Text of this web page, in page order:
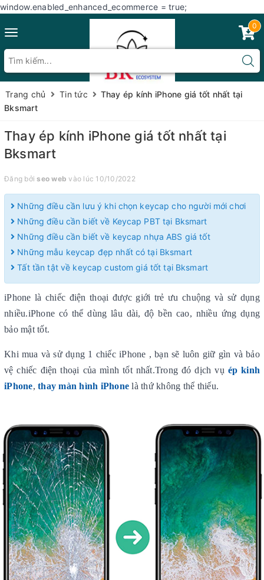
window.enabled_enhanced_ecommerce = true;
Toggle
0
Trang chủ Tin tức
Thay ép kính iPhone giá tốt nhất tại
Bksmart
Thay ép kính iPhone giá tốt nhất tại
Bksmart
Đăng bởiseo web vào lúc 10/10/2022
Những điều cần lưu ý khi chọn keycap cho người mới chơi
Những điều cần biết về Keycap PBT tại Bksmart
Những điều cần biết về keycap nhựa ABS giá tốt
Những mẫu keycap đẹp nhất có tại Bksmart
Tất tần tật về keycap custom giá tốt tại Bksmart
iPhone là chiếc điện thoại được giới trẻ ưu chuộng và sử dụng
nhiều.iPhone có thể dùng lâu dài, độ bền cao, nhiều ứng dụng
bảo mật tốt.
Khi mua và sử dụng 1 chiếc iPhone , bạn sẽ luôn giữ gìn và bảo
vệ chiếc điện thoại của mình tốt nhất.Trong đó dịch vụ ép kinh
iPhone, thay màn hình iPhone là thứ không thể thiếu.